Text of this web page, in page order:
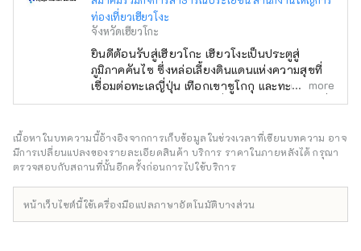
ท่องเที่ยวเฮียวโงะ
จังหวัดเฮียวโกะ
ยินดีต้อนรับสู่เฮียวโกะ เฮียวโงะเป็นประตูสู่
ภูมิภาคคันไซ ซึ่งหล่อเลี้ยงดินแดนแห่งความสุขที่
เชื่อมต่อทะเลญี่ปุ่น เทือกเขาชูโกกุ และทะเลเซโตะ
ใน ตลอดจนสภาพอากาศที่มีความสุข มีทิวทัศน์ที่
ปราสาทฮิเมจิ มรดกโลกที่ได้รับเลือกให้เป็นหนึ่ง
ใน 100 จุดชมซากุระที่ดีที่สุด และทิวทัศน์ยาม
ค่ำคืนแบบพาโนรามาจากภูเขาร็อคโค แบรนด์โก
หมายเหมือนกันกับเนื้อทาจิมะ เป็นหนึ่งในเนื้อวัว
more
เนื้อหาในบทความนี้อ้างอิงจากการเก็บข้อมูลในช่วงเวลาที่เขียนบทความ อาจ
มีการเปลี่ยนแปลงของรายละเอียดสินค้า บริการ ราคาในภายหลังได้ กรุณา
ตรวจสอบกับสถานที่นั้นอีกครั้งก่อนการไปใช้บริการ
หน้าเว็บไซต์นี้ใช้เครื่องมือแปลภาษาอัตโนมัติบางส่วน